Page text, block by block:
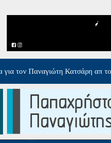
-Πέμπτη, 06 Αυγούστου 2026 17:40